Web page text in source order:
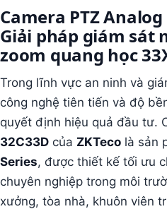
Camera PTZ Analog
Giải pháp giám sát
zoom quang học
Trong lĩnh vực an ninh và
công nghệ tiên tiến và độ
quyết định hiệu quả đầu tư.
32C33D của ZKTeco là sản
Series, được thiết kế tối ưu
chuyên nghiệp trong môi
xưởng, tòa nhà, khuôn viên